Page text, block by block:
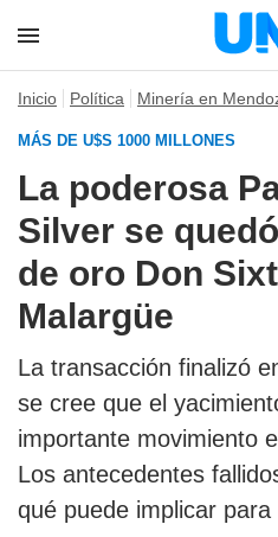
Inicio Política Minería en
MÁS DE U$S 1000 MILLONES
La poderosa
Silver se
de oro Don
Malargüe
La transacción finalizó
se cree que el
importante movimiento
Los antecedentes
qué puede implicar para